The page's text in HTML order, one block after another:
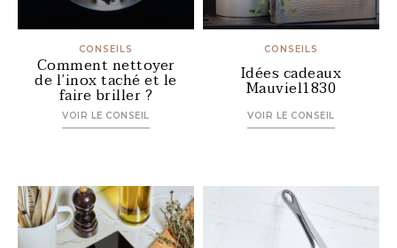
CONSEILS
Comment nettoyer
de l’inox taché et le
faire briller ?
VOIR LE CONSEIL
CONSEILS
Idées cadeaux
Mauviel1830
VOIR LE CONSEIL